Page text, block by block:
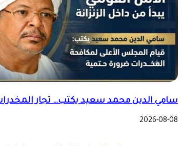
سامي الدين محمد سعيد يكتب… تجار
2026-08-08